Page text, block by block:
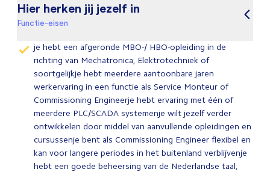
Hier herken jij jezelf in
Functie-eisen
je hebt een afgeronde MBO-/ HBO-opleiding in de
richting van Mechatronica, Elektrotechniek of
soortgelijkje hebt meerdere aantoonbare jaren
werkervaring in een functie als Service Monteur of
Commissioning Engineerje hebt ervaring met één of
meerdere PLC/SCADA systemenje wilt jezelf verder
ontwikkelen door middel van aanvullende opleidingen en
cursussenje bent als Commissioning Engineer flexibel en
kan voor langere periodes in het buitenland verblijvenje
hebt een goede beheersing van de Nederlandse taal,